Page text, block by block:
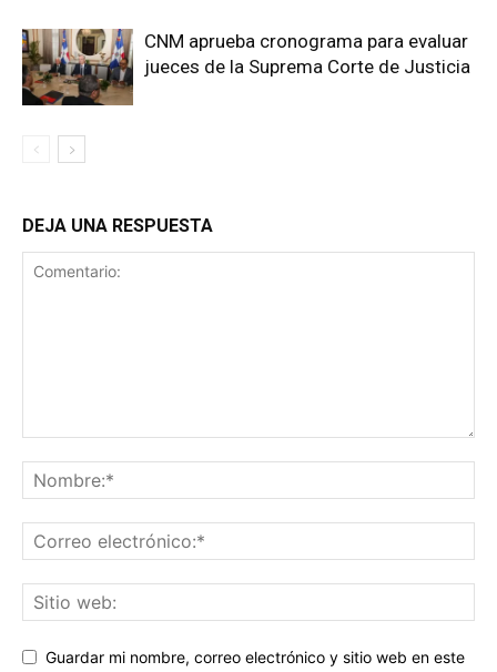
CNM aprueba cronograma para evaluar
jueces de la Suprema Corte de Justicia
DEJA UNA RESPUESTA
Guardar mi nombre, correo electrónico y sitio web en este